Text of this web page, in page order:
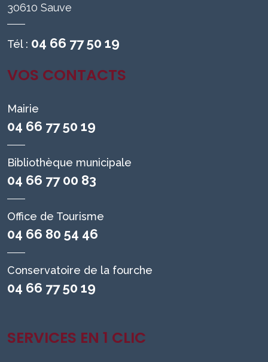
30610 Sauve
Tél : 04 66 77 50 19
VOS CONTACTS
Mairie
04 66 77 50 19
Bibliothèque municipale
04 66 77 00 83
Office de Tourisme
04 66 80 54 46
Conservatoire de la fourche
04 66 77 50 19
SERVICES EN 1 CLIC